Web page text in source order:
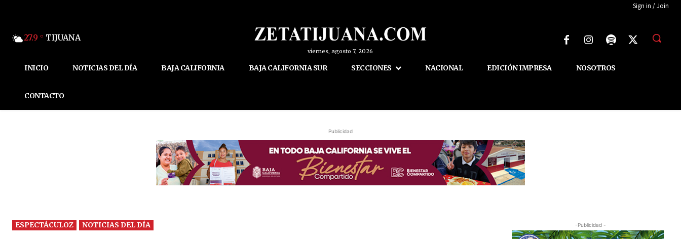
Sign in / Join
27.9 C TIJUANA
viernes, agosto 7, 2026
INICIO NOTICIAS DEL DÍA BAJA CALIFORNIA BAJA CALIFORNIA SUR SECCIONES NACIONAL EDICIÓN IMPRESA NOSOTROS
CONTACTO
Publicidad
ESPECTÁCULOZ NOTICIAS DEL DÍA -Publicidad -